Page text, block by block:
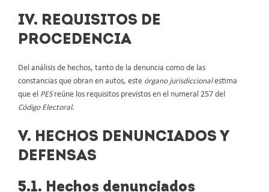
IV. REQUISITOS DE
PROCEDENCIA
Del análisis de hechos, tanto de la denuncia como de las
constancias que obran en autos, este órgano jurisdiccionalestima
que el PESreúne los requisitos previstos en el numeral 257 del
Código Electoral.
V. HECHOS DENUNCIADOS Y
DEFENSAS
5.1. Hechos denunciados